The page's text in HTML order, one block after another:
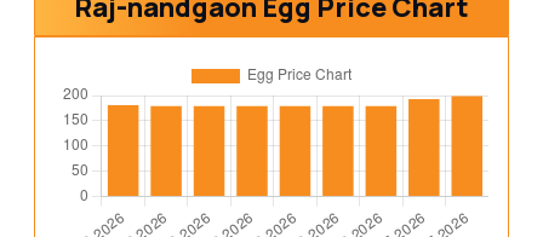
Raj-nandgaon Egg Price Chart